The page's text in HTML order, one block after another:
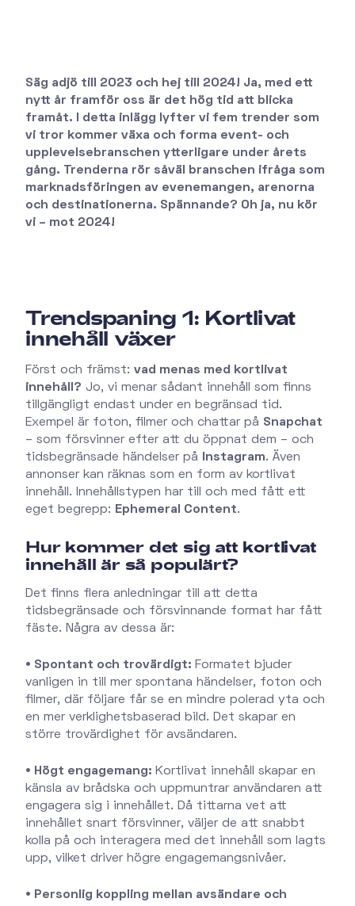
Säg adjö till 2023 och hej till 2024! Ja, med ett
nytt år framför oss är det hög tid att blicka
framåt. I detta inlägg lyfter vi fem trender som
vi tror kommer växa och forma event- och
upplevelsebranschen ytterligare under årets
gång. Trenderna rör såväl branschen ifråga som
marknadsföringen av evenemangen, arenorna
och destinationerna. Spännande? Oh ja, nu kör
vi – mot 2024!
Trendspaning 1: Kortlivat
innehåll växer
Först och främst: vad menas med kortlivat
innehåll? Jo, vi menar sådant innehåll som finns
tillgängligt endast under en begränsad tid.
Exempel är foton, filmer och chattar på Snapchat
– som försvinner efter att du öppnat dem – och
tidsbegränsade händelser på
Instagram. Även
annonser kan räknas som en form av kortlivat
innehåll. Innehållstypen har till och med fått ett
eget begrepp:
Ephemeral Content.
Hur kommer det sig att kortlivat
innehåll är så populärt?
Det finns flera anledningar till att detta
tidsbegränsade och försvinnande format har fått
fäste. Några av dessa är:
• Spontant och trovärdigt: Formatet bjuder
vanligen in till mer spontana händelser, foton och
filmer, där följare får se en mindre polerad yta och
en mer verklighetsbaserad bild. Det skapar en
större trovärdighet för avsändaren.
• Högt engagemang: Kortlivat innehåll skapar en
känsla av brådska och uppmuntrar användaren att
engagera sig i innehållet. Då tittarna vet att
innehållet snart försvinner, väljer de att snabbt
kolla på och interagera med det innehåll som lagts
upp, vilket driver högre engagemangsnivåer.
• Personlig koppling mellan avsändare och